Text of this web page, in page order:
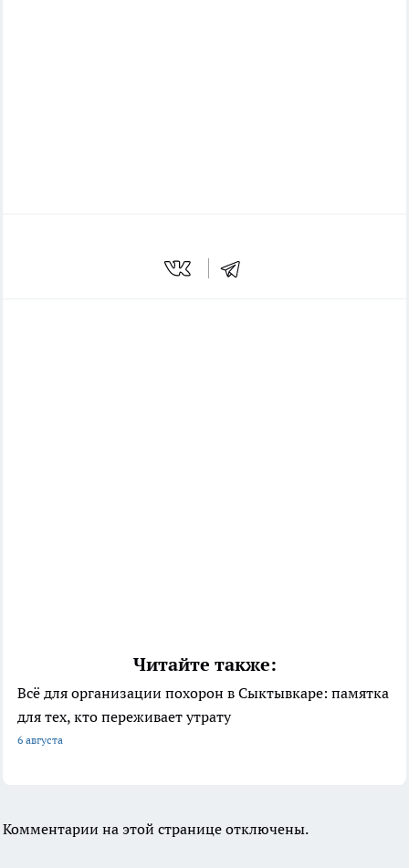
Читайте также:
Всё для организации похорон в Сыктывкаре: памятка
для тех, кто переживает утрату
6 августа
Комментарии на этой странице отключены.